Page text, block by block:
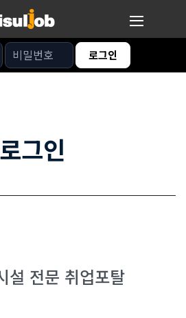
비밀번호 로그인
로그인
설 전문 취업포탈